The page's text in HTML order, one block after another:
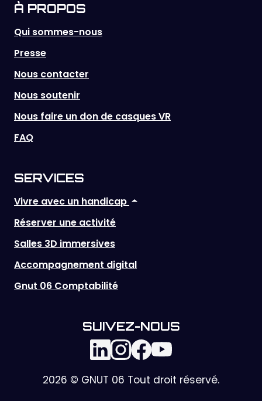
À PROPOS
Qui sommes-nous
Presse
Nous contacter
Nous soutenir
Nous faire un don de casques VR
FAQ
SERVICES
Vivre avec un handicap
Réserver une activité
Salles 3D immersives
Accompagnement digital
Gnut 06 Comptabilité
SUIVEZ-NOUS
2026 © GNUT 06 Tout droit réservé.